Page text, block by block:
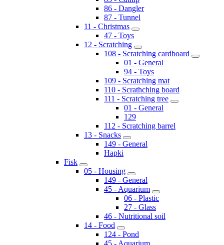
86 - Dangler
87 - Tunnel
11 - Christmas
47 - Toys
12 - Scratching
108 - Scratching cardboard
01 - General
94 - Toys
109 - Scratching mat
110 - Scrathching board
111 - Scratching tree
01 - General
129
112 - Scratching barrel
13 - Snacks
149 - General
Hapki
Fisk
05 - Housing
149 - General
45 - Aquarium
06 - Plastic
27 - Glass
46 - Nutritional soil
14 - Food
124 - Pond
45 - Aquarium